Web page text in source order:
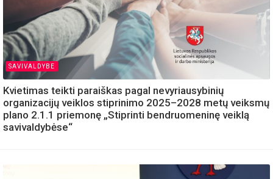
SAVIVALDYBE
Kvietimas teikti paraiškas pagal nevyriausybinių
organizacijų veiklos stiprinimo 2025–2028 metų veiksmų
plano 2.1.1 priemonę „Stiprinti bendruomeninę veiklą
savivaldybėse“